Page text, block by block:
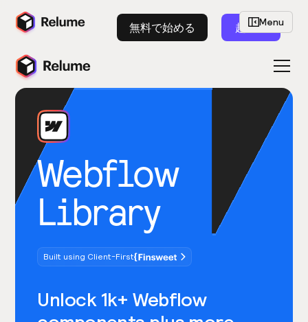
無料で始める 起動
Webflow
Library
Built using Client-First
Unlock 1k+ Webflow
Menu